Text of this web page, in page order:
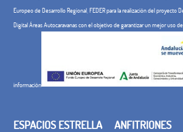
Europeo de Desarrollo Regional, FEDER para la realización del proyecto
Digital Áreas Autocaravanas con el objetivo de garantizar un mejor uso
información
ESPACIOS ESTRELLA ANFITRIONES